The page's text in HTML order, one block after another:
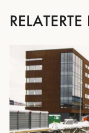
RELATERTE